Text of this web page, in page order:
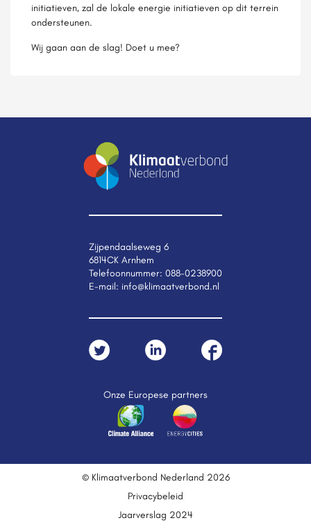
initiatieven, zal de lokale energie initiatieven op dit terrein
ondersteunen.
Wij gaan aan de slag! Doet u mee?
Zijpendaalseweg 6
6814CK Arnhem
Telefoonnummer: 088-0238900
E-mail: info@klimaatverbond.nl
Onze Europese partners
© Klimaatverbond Nederland 2026
Privacybeleid
Jaarverslag 2024